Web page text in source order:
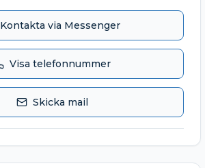
Kontakta via Messenger
Visa telefonnummer
Skicka mail